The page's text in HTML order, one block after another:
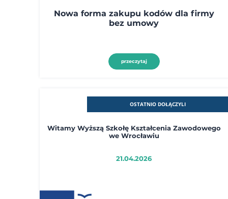
Nowa forma zakupu kodów dla firmy
bez umowy
przeczytaj
OSTATNIO DOŁĄCZYLI
Witamy Wyższą Szkołę Kształcenia Zawodowego
we Wrocławiu
21.04.2026